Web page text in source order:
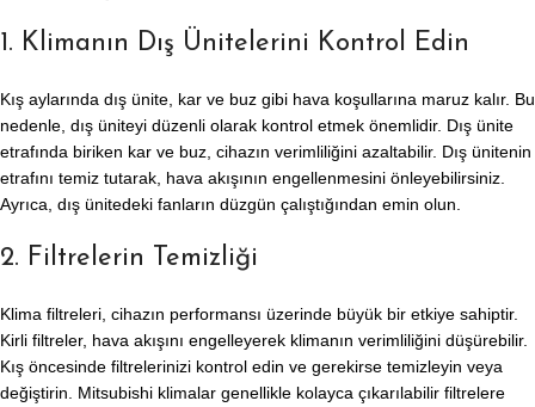
1. Klimanın Dış Ünitelerini Kontrol Edin
Kış aylarında dış ünite, kar ve buz gibi hava koşullarına maruz kalır. Bu
nedenle, dış üniteyi düzenli olarak kontrol etmek önemlidir. Dış ünite
etrafında biriken kar ve buz, cihazın verimliliğini azaltabilir. Dış ünitenin
etrafını temiz tutarak, hava akışının engellenmesini önleyebilirsiniz.
Ayrıca, dış ünitedeki fanların düzgün çalıştığından emin olun.
2. Filtrelerin Temizliği
Klima filtreleri, cihazın performansı üzerinde büyük bir etkiye sahiptir.
Kirli filtreler, hava akışını engelleyerek klimanın verimliliğini düşürebilir.
Kış öncesinde filtrelerinizi kontrol edin ve gerekirse temizleyin veya
değiştirin. Mitsubishi klimalar genellikle kolayca çıkarılabilir filtrelere